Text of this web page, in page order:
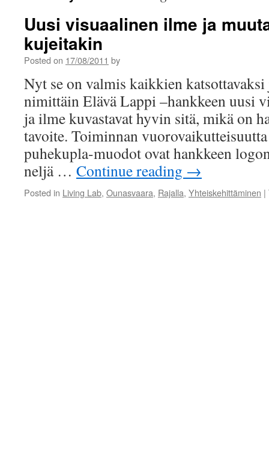
Uusi visuaalinen ilme ja
kujeitakin
Posted on 17/08/2011 by
Nyt se on valmis kaikkien katsottavaksi
nimittäin Elävä Lappi –hankkeen uusi
ja ilme kuvastavat hyvin sitä, mikä on
tavoite. Toiminnan
puhekupla-muodot ovat hankkeen
neljä … Continue reading →
Posted in Living Lab, Ounasvaara, Rajalla, Yhteiskehittäminen |